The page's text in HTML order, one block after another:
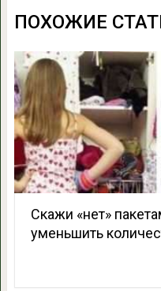
ПОХОЖИЕ
Скажи «нет»
уменьшить